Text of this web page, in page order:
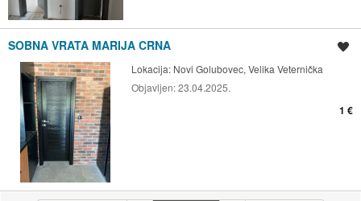
SOBNA VRATA MARIJA CRNA
Lokacija: Novi Golubovec, Velika Veternička
Objavljen:23.04.2025.
1 €